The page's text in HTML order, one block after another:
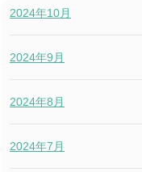
2024年10月
2024年9月
2024年8月
2024年7月